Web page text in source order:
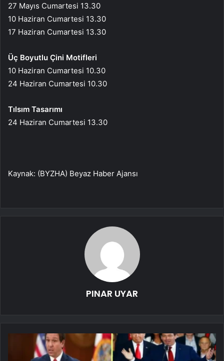
27 Mayıs Cumartesi 13.30
10 Haziran Cumartesi 13.30
17 Haziran Cumartesi 13.30
Üç Boyutlu Çini Motifleri
10 Haziran Cumartesi 10.30
24 Haziran Cumartesi 10.30
Tılsım Tasarımı
24 Haziran Cumartesi 13.30
Kaynak: (BYZHA) Beyaz Haber Ajansı
PINAR UYAR